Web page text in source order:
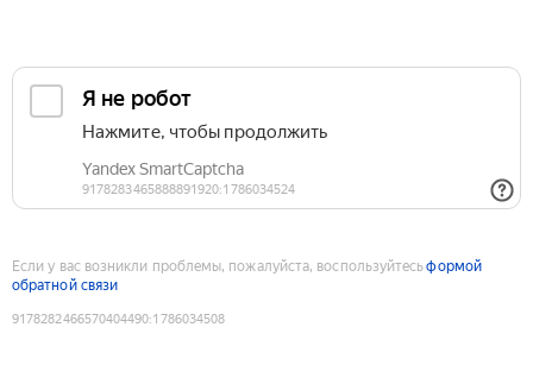
Если у вас возникли проблемы, пожалуйста, воспользуйтесьформой
обратной связи
9178282466570404490:1786034508